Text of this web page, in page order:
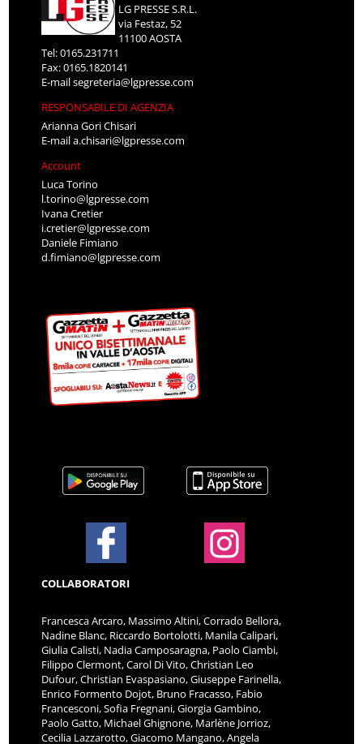
LG PRESSE S.R.L.
via Festaz, 52
11100 AOSTA
Tel: 0165.231711
Fax: 0165.1820141
E-mailsegreteria@lgpresse.com
RESPONSABILE DI AGENZIA
Arianna Gori Chisari
E-maila.chisari@lgpresse.com
Account
Luca Torino
l.torino@lgpresse.com
Ivana Cretier
i.cretier@lgpresse.com
Daniele Fimiano
d.fimiano@lgpresse.com
COLLABORATORI
Francesca Arcaro, Massimo Altini, Corrado Bellora,
Nadine Blanc, Riccardo Bortolotti, Manila Calipari,
Giulia Calisti, Nadia Camposaragna, Paolo Ciambi,
Filippo Clermont, Carol Di Vito, Christian Leo
Dufour, Christian Evaspasiano, Giuseppe Farinella,
Enrico Formento Dojot, Bruno Fracasso, Fabio
Francesconi, Sofia Fregnani, Giorgia Gambino,
Paolo Gatto, Michael Ghignone, Marlène Jorrioz,
Cecilia Lazzarotto, Giacomo Mangano, Angela